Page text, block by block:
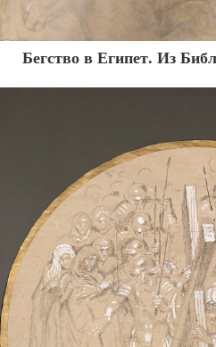
Бегство в Египет. Из